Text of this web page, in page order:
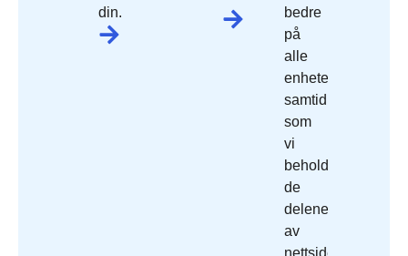
din.
bedre
på
alle
enheter,
samtidig
som
vi
beholder
de
delene
av
nettside